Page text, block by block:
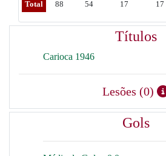
Total 88 54 17 17
Títulos
Carioca 1946
Lesões (0)
Gols